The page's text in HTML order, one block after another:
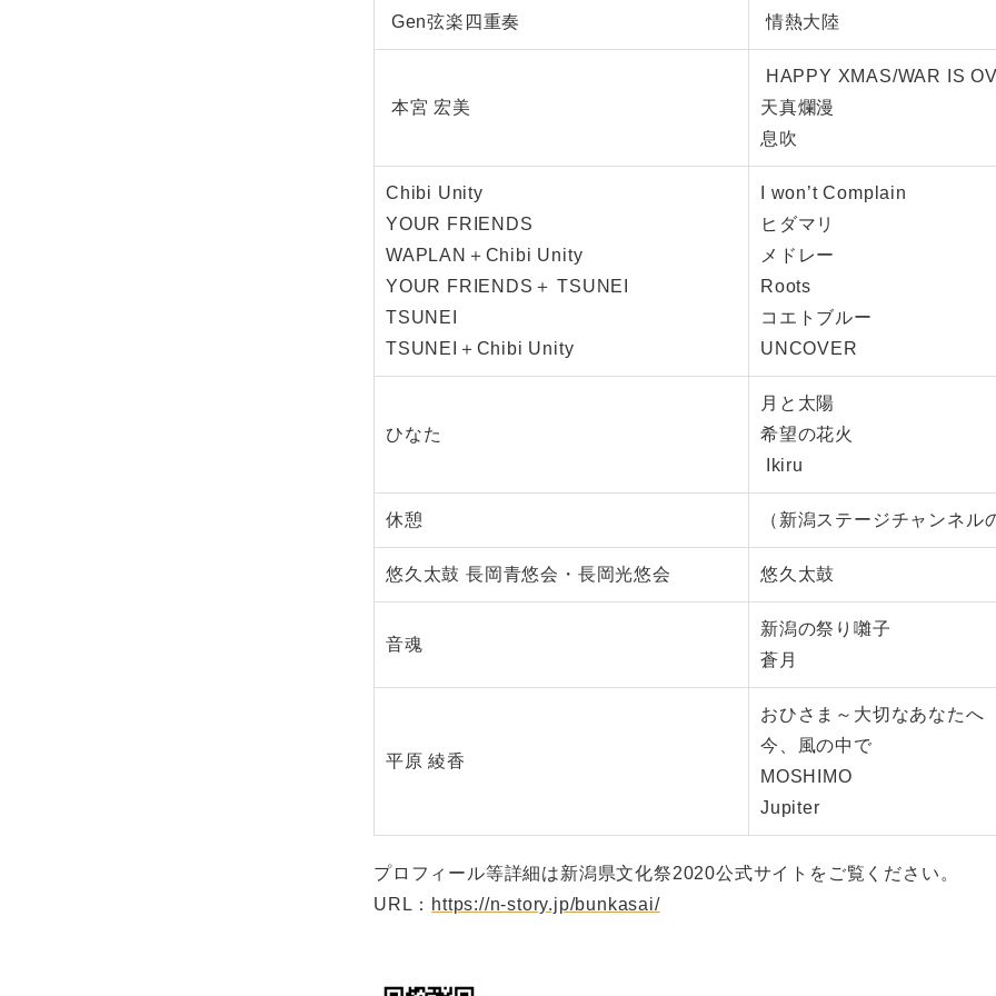
Gen弦楽四重奏 情熱大陸
本宮 宏美
HAPPY XMAS/WAR IS
天真爛漫
息吹
Chibi Unity
YOUR FRIENDS
WAPLAN＋Chibi Unity
YOUR FRIENDS＋ TSUNEI
TSUNEI
TSUNEI＋Chibi Unity
I won’t Complain
ヒダマリ
メドレー
Roots
コエトブルー
UNCOVER
ひなた
月と太陽
希望の花火
Ikiru
休憩 （新潟ステージチャンネル
悠久太鼓 長岡青悠会・長岡光悠会 悠久太鼓
音魂
新潟の祭り囃子
蒼月
平原 綾香
おひさま～大切なあなたへ
今、風の中で
MOSHIMO
Jupiter
プロフィール等詳細は新潟県文化祭2020公式サイトをご覧ください。
URL： https://n-story.jp/bunkasai/